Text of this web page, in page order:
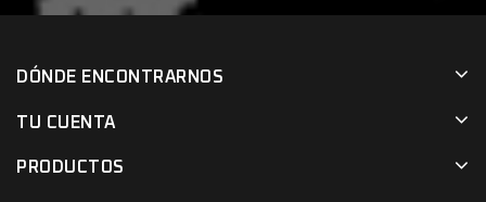
DÓNDE ENCONTRARNOS
TU CUENTA
PRODUCTOS